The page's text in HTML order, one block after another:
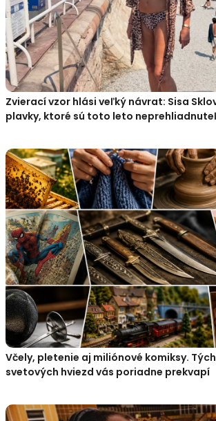
Zvierací vzor hlási veľký návrat: Sisa
plavky, ktoré sú toto leto
Včely, pletenie aj miliónové komiksy.
svetových hviezd vás poriadne prekvapí